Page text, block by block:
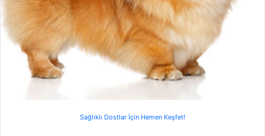
Sağlıklı Dostlar İçin Hemen Keşfet!